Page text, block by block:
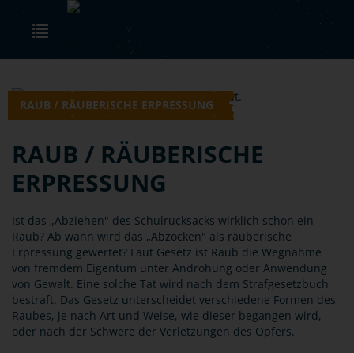
Skip to main content
RAUB / RÄUBERISCHE ERPRESSUNG
RAUB / RÄUBERISCHE
ERPRESSUNG
Ist das „Abziehen" des Schulrucksacks wirklich schon ein
Raub? Ab wann wird das „Abzocken" als räuberische
Erpressung gewertet? Laut Gesetz ist Raub die Wegnahme
von fremdem Eigentum unter Androhung oder Anwendung
von Gewalt. Eine solche Tat wird nach dem Strafgesetzbuch
bestraft. Das Gesetz unterscheidet verschiedene Formen des
Raubes, je nach Art und Weise, wie dieser begangen wird,
oder nach der Schwere der Verletzungen des Opfers.